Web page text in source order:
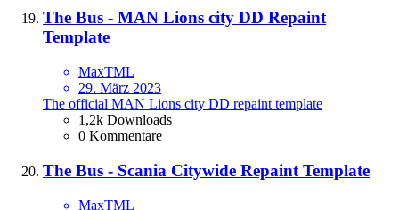
The Bus - MAN Lions city DD Repaint
Template
MaxTML
29. März 2023
The official MAN Lions city DD repaint template
1,2k Downloads
0 Kommentare
The Bus - Scania Citywide Repaint Template
MaxTML